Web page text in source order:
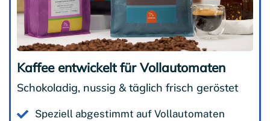
Kaffee entwickelt für Vollautomaten
Schokoladig, nussig & täglich frisch geröstet
Speziell abgestimmt auf Vollautomaten